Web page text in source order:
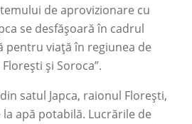
de aprovizionare cu
se desfășoară în cadrul
pentru viață în regiunea de
și Soroca”.
satul Japca, raionul Florești,
apă potabilă. Lucrările de